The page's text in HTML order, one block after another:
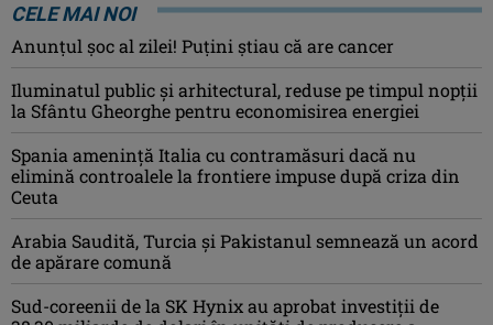
CELE MAI NOI
Anunţul şoc al zilei! Puţini ştiau că are cancer
Iluminatul public şi arhitectural, reduse pe timpul nopţii
la Sfântu Gheorghe pentru economisirea energiei
Spania ameninţă Italia cu contramăsuri dacă nu
elimină controalele la frontiere impuse după criza din
Ceuta
Arabia Saudită, Turcia şi Pakistanul semnează un acord
de apărare comună
Sud-coreenii de la SK Hynix au aprobat investiţii de